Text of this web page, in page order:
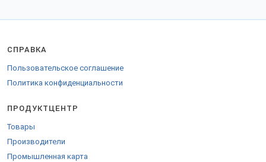
Наши контакты на
СПРАВКА
Пользовательское соглашение
Политика конфиденциальности
ПРОДУКТЦЕНТР
Товары
Производители
Промышленная карта